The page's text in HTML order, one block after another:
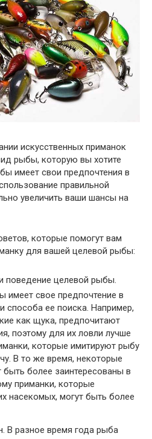
искусственных приманок
рыбы, которую вы хотите
имеет свои предпочтения в
правильной
увеличить ваши шансы на
которые помогут вам
для вашей целевой рыбы:
поведение целевой рыбы.
свое предпочтение в
способа ее поиска. Например,
как щука, предпочитают
поэтому для их ловли лучше
которые имитируют рыбу
В то же время, некоторые
более заинтересованы в
приманки, которые
насекомых, могут быть более
В разное время года рыба